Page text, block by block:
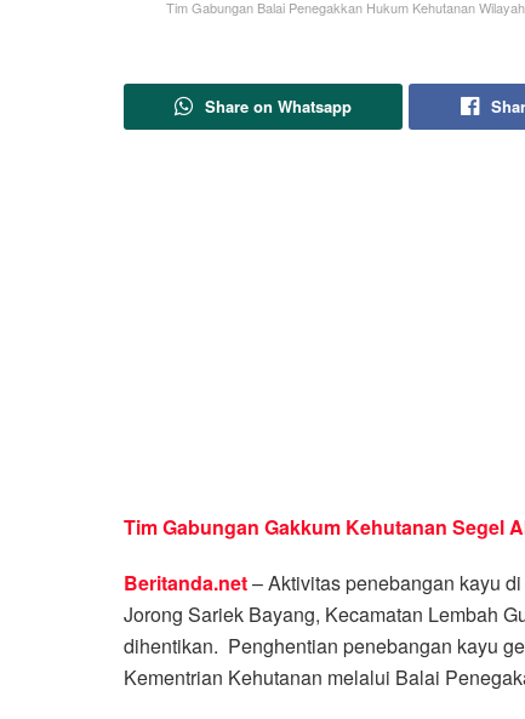
Tim Gabungan Balai Penegakkan Hukum Kehutanan
Share on Whatsapp
Tim Gabungan Gakkum Kehutanan Segel
Beritanda.net– Aktivitas penebangan kayu
Jorong Sariek Bayang, Kecamatan Lembah
dihentikan. Penghentian penebangan kayu
Kementrian Kehutanan melalui Balai